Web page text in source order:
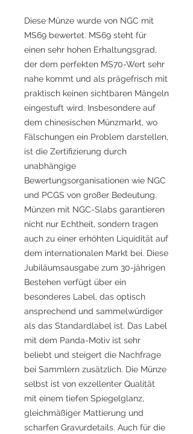
Diese Münze wurde von NGC mit
MS69 bewertet. MS69 steht für
einen sehr hohen Erhaltungsgrad,
der dem perfekten MS70-Wert sehr
nahe kommt und als prägefrisch mit
praktisch keinen sichtbaren Mängeln
eingestuft wird. Insbesondere auf
dem chinesischen Münzmarkt, wo
Fälschungen ein Problem darstellen,
ist die Zertifizierung durch
unabhängige
Bewertungsorganisationen wie NGC
und PCGS von großer Bedeutung.
Münzen mit NGC-Slabs garantieren
nicht nur Echtheit, sondern tragen
auch zu einer erhöhten Liquidität auf
dem internationalen Markt bei. Diese
Jubiläumsausgabe zum 30-jährigen
Bestehen verfügt über ein
besonderes Label, das optisch
ansprechend und sammelwürdiger
als das Standardlabel ist. Das Label
mit dem Panda-Motiv ist sehr
beliebt und steigert die Nachfrage
bei Sammlern zusätzlich. Die Münze
selbst ist von exzellenter Qualität
mit einem tiefen Spiegelglanz,
gleichmäßiger Mattierung und
scharfen Gravurdetails. Auch für die